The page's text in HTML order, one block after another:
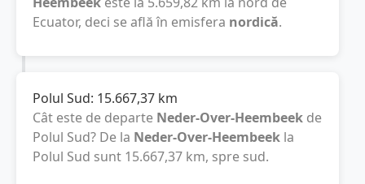
Ecuator, deci se află în emisfera nordică.
Polul Sud: 15.667,37 km
Cât este de departe Neder-Over-Heembeek de
Polul Sud? De la Neder-Over-Heembeek la
Polul Sud sunt 15.667,37 km, spre sud.